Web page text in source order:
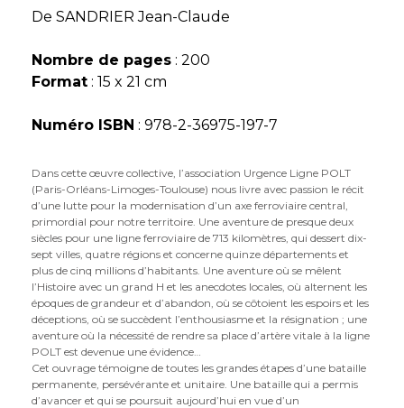
De SANDRIER Jean-Claude
Nombre de pages : 200
Format : 15 x 21 cm
Numéro ISBN : 978-2-36975-197-7
Dans cette œuvre collective, l’association Urgence Ligne POLT
(Paris-Orléans-Limoges-Toulouse) nous livre avec passion le récit
d’une lutte pour la modernisation d’un axe ferroviaire central,
primordial pour notre territoire. Une aventure de presque deux
siècles pour une ligne ferroviaire de 713 kilomètres, qui dessert dix-
sept villes, quatre régions et concerne quinze départements et
plus de cinq millions d’habitants. Une aventure où se mêlent
l’Histoire avec un grand H et les anecdotes locales, où alternent les
époques de grandeur et d’abandon, où se côtoient les espoirs et les
déceptions, où se succèdent l’enthousiasme et la résignation ; une
aventure où la nécessité de rendre sa place d’artère vitale à la ligne
POLT est devenue une évidence…
Cet ouvrage témoigne de toutes les grandes étapes d’une bataille
permanente, persévérante et unitaire. Une bataille qui a permis
d’avancer et qui se poursuit aujourd’hui en vue d’un